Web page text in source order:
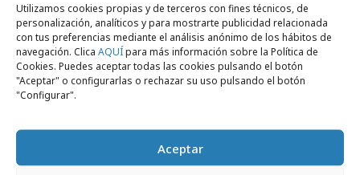
Utilizamos cookies propias y de terceros con fines técnicos, de
personalización, analíticos y para mostrarte publicidad relacionada
con tus preferencias mediante el análisis anónimo de los hábitos de
navegación. Clica AQUÍpara más información sobre la Política de
Cookies. Puedes aceptar todas las cookies pulsando el botón
"Aceptar" o configurarlas o rechazar su uso pulsando el botón
"Configurar".
Aceptar
viernes, 10 de julio 2026
Llega la campaña de verano de la Lotería
de Navidad